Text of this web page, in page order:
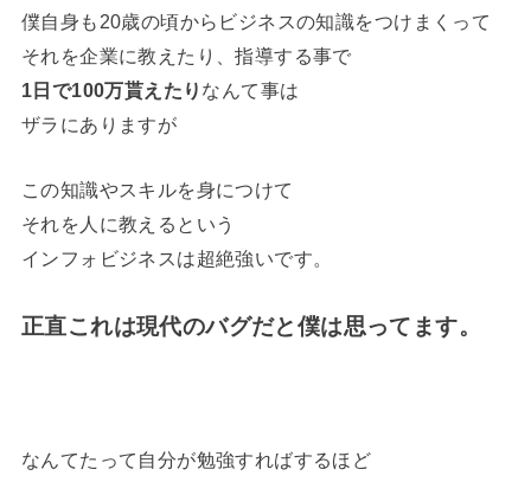
僕自身も20歳の頃からビジネスの知識をつけまくって
それを企業に教えたり、指導する事で
1日で100万貰えたり なんて事は
ザラにありますが
この知識やスキルを身につけて
それを人に教えるという
インフォビジネスは超絶強いです。
正直これは現代のバグだと僕は思ってます。
なんてたって自分が勉強すればするほど